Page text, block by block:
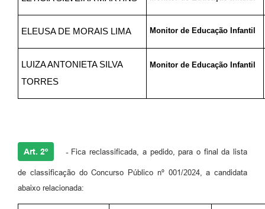
ELEUSA DE MORAIS LIMA Monitor de Educação Infantil
LUIZA ANTONIETA SILVA
TORRES
Monitor de Educação Infantil
Art. 2º - Fica reclassificada, a pedido, para o final da lista
de classificação do Concurso Público nº 001/2024, a candidata
abaixo relacionada: